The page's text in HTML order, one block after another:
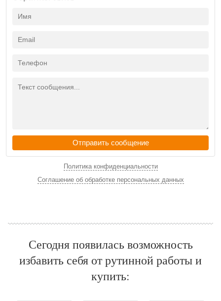
Отправить сообщение
Политика конфиденциальности
Соглашение об обработке персональных данных
Сегодня появилась возможность
избавить себя от рутинной работы и
купить: